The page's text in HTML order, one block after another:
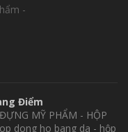
-
Điểm
MỸ PHẨM - HỘP
dong ho bang da - hộp